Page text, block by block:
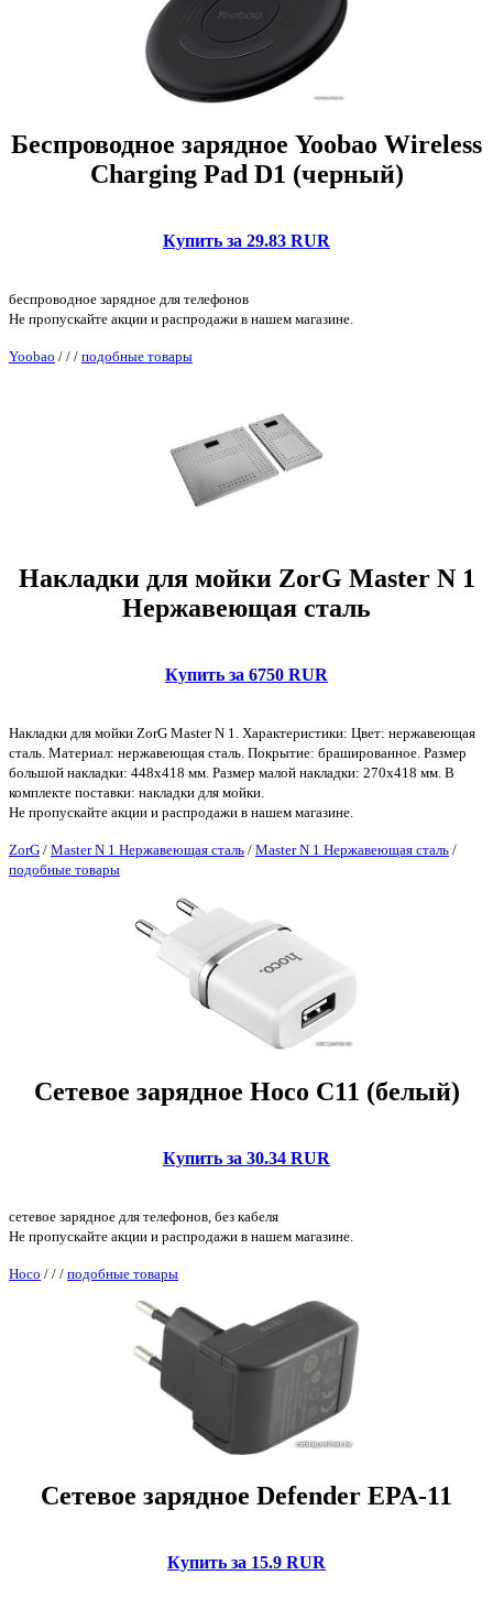
Беспроводное зарядное Yoobao Wireless
Charging Pad D1 (черный)
Купить за 29.83 RUR
беспроводное зарядное для телефонов
Не пропускайте акции и распродажи в нашем магазине.
Yoobao / / / подобные товары
Накладки для мойки ZorG Master N 1
Нержавеющая сталь
Купить за 6750 RUR
Накладки для мойки ZorG Master N 1. Характеристики: Цвет: нержавеющая
сталь. Материал: нержавеющая сталь. Покрытие: брашированное. Размер
большой накладки: 448х418 мм. Размер малой накладки: 270х418 мм. В
комплекте поставки: накладки для мойки.
Не пропускайте акции и распродажи в нашем магазине.
ZorG / Master N 1 Нержавеющая сталь / Master N 1 Нержавеющая сталь /
подобные товары
Сетевое зарядное Hoco C11 (белый)
Купить за 30.34 RUR
сетевое зарядное для телефонов, без кабеля
Не пропускайте акции и распродажи в нашем магазине.
Hoco / / / подобные товары
Сетевое зарядное Defender EPA-11
Купить за 15.9 RUR